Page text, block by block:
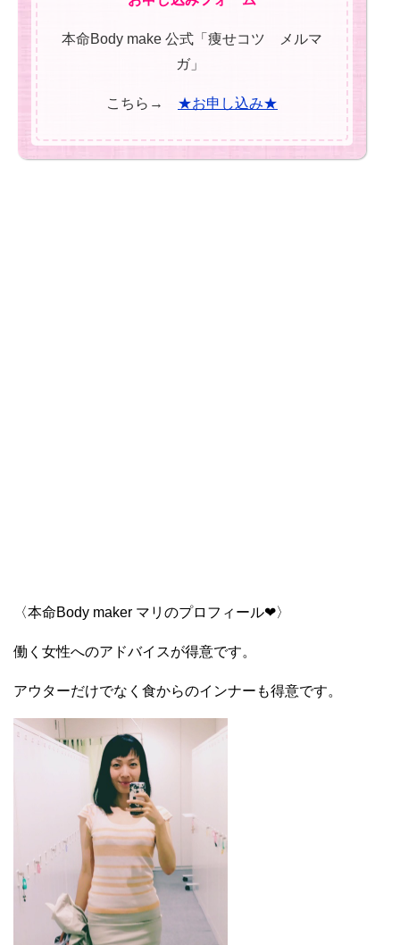
本命Body make 公式「痩せコツ メルマ
ガ」
こちら→ ★お申し込み★
〈本命Body maker マリのプロフィール❤︎〉
働く女性へのアドバイスが得意です。
アウターだけでなく食からのインナーも得意です。